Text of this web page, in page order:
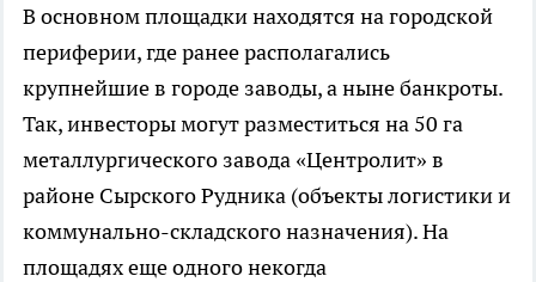
В основном площадки находятся на городской
периферии, где ранее располагались
крупнейшие в городе заводы, а ныне банкроты.
Так, инвесторы могут разместиться на 50 га
металлургического завода «Центролит» в
районе Сырского Рудника (объекты логистики и
коммунально-складского назначения). На
площадях еще одного некогда